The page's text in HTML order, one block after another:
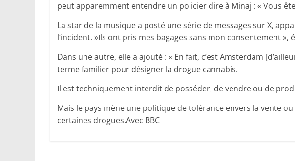
peut apparemment entendre un policier dire à Minaj : « Vous
La star de la musique a posté une série de messages sur X,
l’incident. »Ils ont pris mes bagages sans mon consentement »,
Dans une autre, elle a ajouté : « En fait, c’est Amsterdam
terme familier pour désigner la drogue cannabis.
Il est techniquement interdit de posséder, de vendre ou de
Mais le pays mène une politique de tolérance envers la vente
certaines drogues.Avec BBC